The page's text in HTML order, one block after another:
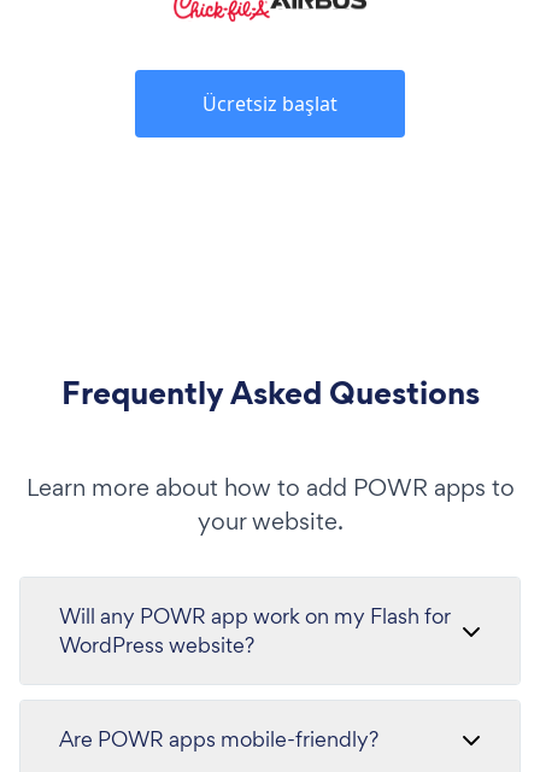
Ücretsiz başlat
Frequently Asked Questions
Learn more about how to add POWR apps to
your website.
Will any POWR app work on my Flash for
WordPress website?
Are POWR apps mobile-friendly?